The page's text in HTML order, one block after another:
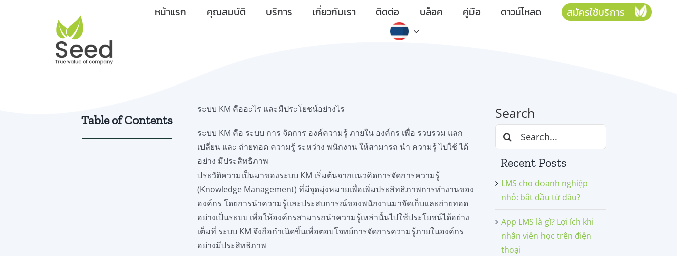
หน้าแรก คุณสมบัติ บริการ เกี่ยวกับเรา ติดต่อ บล็อค คู่มือ ดาวน์โหลด สมัครใช้บริการ
Table of Contents
ระบบ KM คืออะไร และมีประโยชน์อย่างไร
ระบบ KM คือ ระบบ การ จัดการ องค์ความรู้ ภายใน องค์กร เพื่อ รวบรวม แลก
เปลี่ยน และ ถ่ายทอด ความรู้ ระหว่าง พนักงาน ให้สามารถ นำ ความรู้ ไปใช้ ได้
อย่าง มีประสิทธิภาพ
ประวัติความเป็นมาของระบบ KM เริ่มต้นจากแนวคิดการจัดการความรู้
(Knowledge Management) ที่มีจุดมุ่งหมายเพื่อเพิ่มประสิทธิภาพการทำงานของ
องค์กร โดยการนำความรู้และประสบการณ์ของพนักงานมาจัดเก็บและถ่ายทอด
อย่างเป็นระบบ เพื่อให้องค์กรสามารถนำความรู้เหล่านั้นไปใช้ประโยชน์ได้อย่าง
เต็มที่ ระบบ KM จึงถือกำเนิดขึ้นเพื่อตอบโจทย์การจัดการความรู้ภายในองค์กร
อย่างมีประสิทธิภาพ
Search
Search
for:
Recent Posts
LMS cho doanh nghiệp
nhỏ: bắt đầu từ đâu?
App LMS là gì? Lợi ích khi
nhân viên học trên điện
thoại